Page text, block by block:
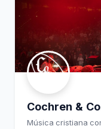
Cochren &
Música cristiana